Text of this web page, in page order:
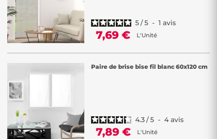
5/5 - 1 avis
7,69 € L'Unité
Paire de brise bise fil blanc 60x120 cm
4.3/5 - 4 avis
7,89 € L'Unité